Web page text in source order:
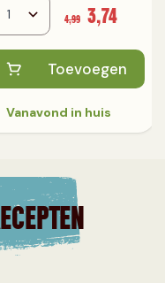
4,99 3,74
Toevoegen
Vanavond in huis